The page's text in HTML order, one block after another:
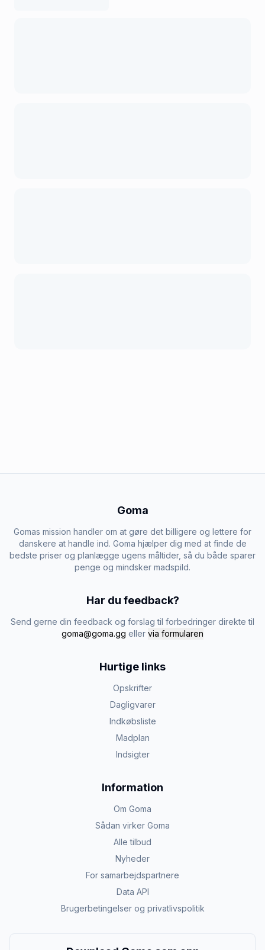
Goma
Gomas mission handler om at gøre det billigere og lettere for
danskere at handle ind. Goma hjælper dig med at finde de
bedste priser og planlægge ugens måltider, så du både sparer
penge og mindsker madspild.
Har du feedback?
Send gerne din feedback og forslag til forbedringer direkte til
goma@goma.gg eller via formularen
Hurtige links
Opskrifter
Dagligvarer
Indkøbsliste
Madplan
Indsigter
Information
Om Goma
Sådan virker Goma
Alle tilbud
Nyheder
For samarbejdspartnere
Data API
Brugerbetingelser og privatlivspolitik